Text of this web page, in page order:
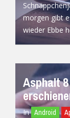
morgen gibt
wieder Ebbe
READ MORE
Asphalt
In Android